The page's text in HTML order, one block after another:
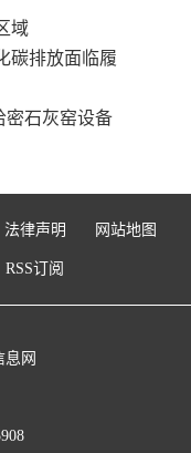
域
碳排放面临履
密石灰窑设备
法律声明 网站地图
RSS订阅
网